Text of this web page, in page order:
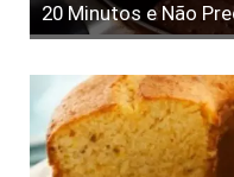
20 Minutos e Não